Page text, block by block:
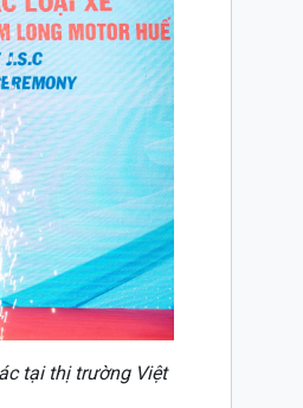
tại thị trường Việt